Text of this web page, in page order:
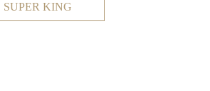
SUPER KING